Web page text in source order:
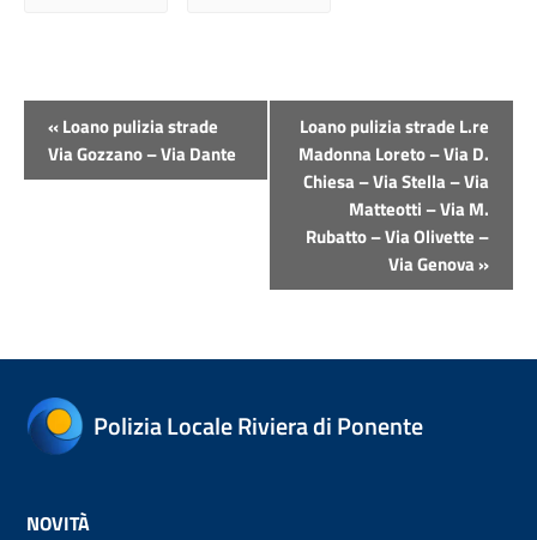
Evento
Navigazione
«Loano pulizia strade
Via Gozzano – Via Dante
Loano pulizia strade L.re
Madonna Loreto – Via D.
Chiesa – Via Stella – Via
Matteotti – Via M.
Rubatto – Via Olivette –
Via Genova»
Polizia Locale Riviera di Ponente
NOVITÀ